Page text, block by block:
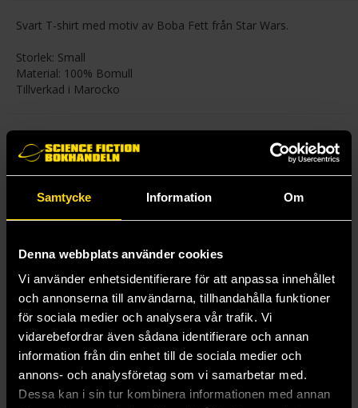
Samtycke Information Om
Denna webbplats använder cookies
Vi använder enhetsidentifierare för att anpassa innehållet
och annonserna till användarna, tillhandahålla funktioner
för sociala medier och analysera vår trafik. Vi
vidarebefordrar även sådana identifierare och annan
information från din enhet till de sociala medier och
annons- och analysföretag som vi samarbetar med.
Dessa kan i sin tur kombinera informationen med annan
Svart T-shirt med motiv av Boba Fett från Star Wars.
Storlek: Small
Material: 100% Bomull
Tillverkad i Marocko
Mer från Heroes Inc
Sons of Guilliman Hoodie (Medium)